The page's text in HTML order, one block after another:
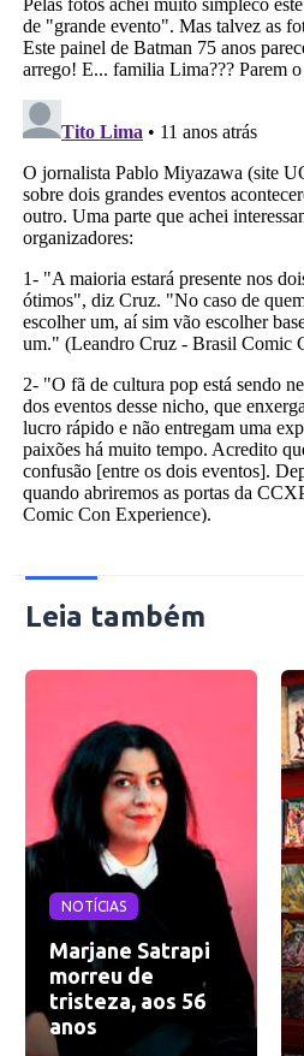
Leia também
NOTÍCIAS
Marjane Satrapi
morreu de
tristeza, aos 56
anos